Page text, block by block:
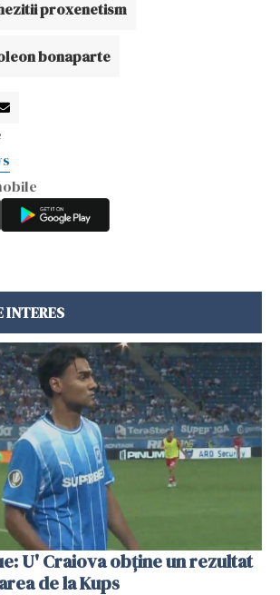
proxenetism
bonaparte
INTERES
U' Craiova obține un rezultat
de la Kups